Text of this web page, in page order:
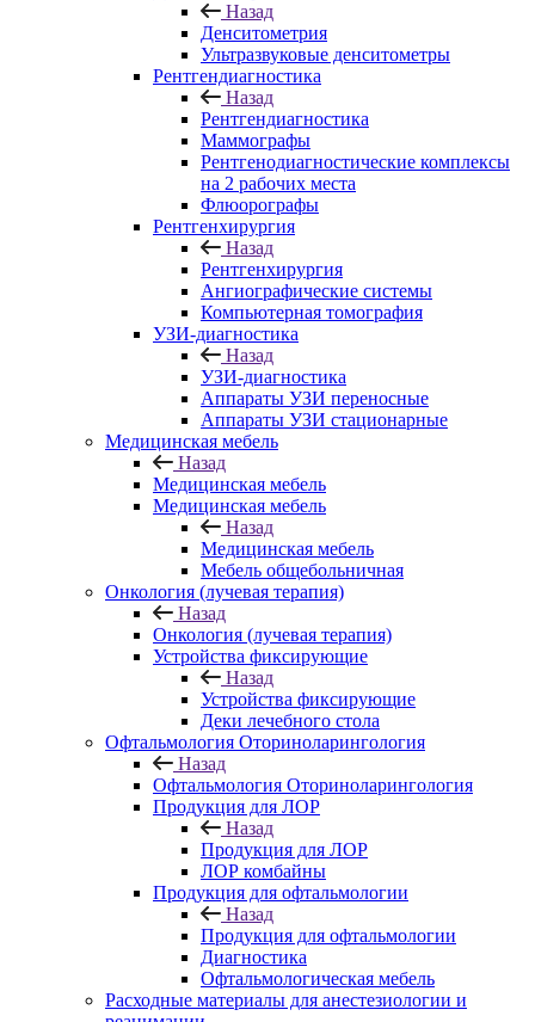
Назад
Денситометрия
Ультразвуковые денситометры
Рентгендиагностика
Назад
Рентгендиагностика
Маммографы
Рентгенодиагностические комплексы
на 2 рабочих места
Флюорографы
Рентгенхирургия
Назад
Рентгенхирургия
Ангиографические системы
Компьютерная томография
УЗИ-диагностика
Назад
УЗИ-диагностика
Аппараты УЗИ переносные
Аппараты УЗИ стационарные
Медицинская мебель
Назад
Медицинская мебель
Медицинская мебель
Назад
Медицинская мебель
Мебель общебольничная
Онкология (лучевая терапия)
Назад
Онкология (лучевая терапия)
Устройства фиксирующие
Назад
Устройства фиксирующие
Деки лечебного стола
Офтальмология Оториноларингология
Назад
Офтальмология Оториноларингология
Продукция для ЛОР
Назад
Продукция для ЛОР
ЛОР комбайны
Продукция для офтальмологии
Назад
Продукция для офтальмологии
Диагностика
Офтальмологическая мебель
Расходные материалы для анестезиологии и